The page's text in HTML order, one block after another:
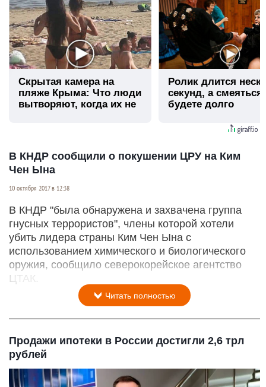
Скрытая камера на
пляже Крыма: Что люди
вытворяют, когда их не
Ролик длится
секунд, а
будете долго
В КНДР сообщили о покушении ЦРУ на Ким
Чен Ына
10 октября 2017 в 12:38
В КНДР "была обнаружена и захвачена группа
гнусных террористов", члены которой хотели
убить лидера страны Ким Чен Ына с
использованием химического и биологического
оружия, сообщило северокорейское агентство
ЦТАК.
Читать полностью
Продажи ипотеки в России достигли 2,6 трл
рублей